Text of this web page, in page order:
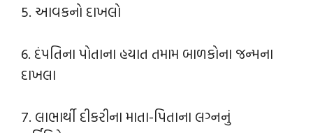
5. આવકનો દાખલો
6. દંપતિના પોતાના હયાત તમામ બાળકોના જન્મના
દાખલા
7. લાભાર્થી દીકરીના માતા-પિતાના લગ્નનું